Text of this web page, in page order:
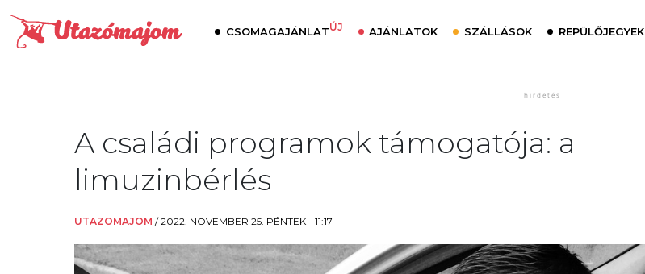
CSOMAGAJÁNLATÚJ AJÁNLATOK SZÁLLÁSOK REPÜLŐJEGYEK
A családi programok támogatója: a
limuzinbérlés
UTAZOMAJOM /2022. NOVEMBER 25. PÉNTEK - 11:17